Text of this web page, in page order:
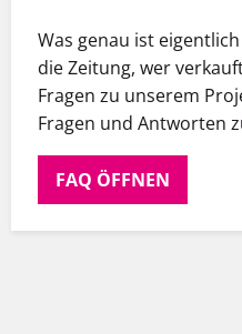
Was genau ist
die Zeitung, wer
Fragen zu unserem
Fragen und Antworten
FAQ ÖFFNEN